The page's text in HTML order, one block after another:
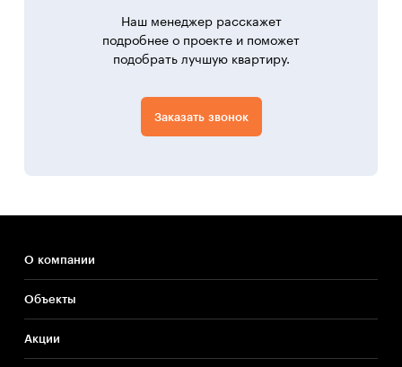
Наш менеджер расскажет
подробнее о проекте и поможет
подобрать лучшую квартиру.
Заказать звонок
О компании
Объекты
Акции